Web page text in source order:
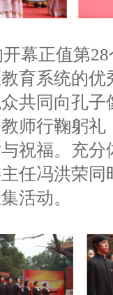
幕正值第
育系统的
共同向孔
师行鞠躬
祝福。充
任冯洪荣
活动。